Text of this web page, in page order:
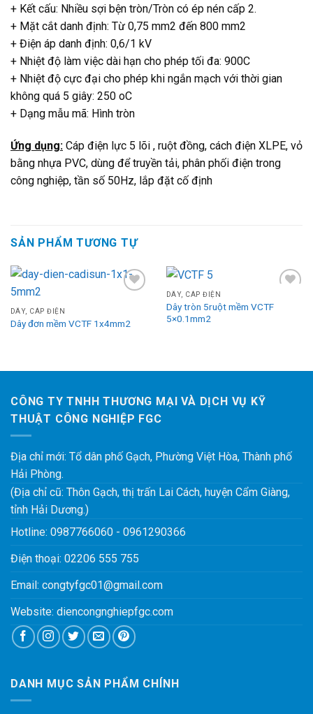
+ Kết cấu: Nhiều sợi bện tròn/Tròn có ép nén cấp 2.
+ Mặt cắt danh định: Từ 0,75 mm2 đến 800 mm2
+ Điện áp danh định: 0,6/1 kV
+ Nhiệt độ làm việc dài hạn cho phép tối đa: 900C
+ Nhiệt độ cực đại cho phép khi ngắn mạch với thời gian
không quá 5 giây: 250 oC
+ Dạng mẫu mã: Hình tròn
Ứng dụng: Cáp điện lực 5 lõi , ruột đồng, cách điện XLPE, vỏ
bằng nhựa PVC, dùng để truyền tải, phân phối điện trong
công nghiệp, tần số 50Hz, lắp đặt cố định
SẢN PHẨM TƯƠNG TỰ
wishlist
DÂY, CÁP ĐIỆN
Dây đơn mềm VCTF 1x4mm2
DÂY, CÁP ĐIỆN
Dây tròn 5ruột mềm VCTF
5×0.1mm2
CÔNG TY TNHH THƯƠNG MẠI VÀ DỊCH VỤ KỸ
THUẬT CÔNG NGHIỆP FGC
Địa chỉ mới: Tổ dân phố Gạch, Phường Việt Hòa, Thành phố
Hải Phòng.
(Địa chỉ cũ: Thôn Gạch, thị trấn Lai Cách, huyện Cẩm Giàng,
tỉnh Hải Dương.)
Hotline: 0987766060 - 0961290366
Điện thoại: 02206 555 755
Email: congtyfgc01@gmail.com
Website: diencongnghiepfgc.com
DANH MỤC SẢN PHẨM CHÍNH